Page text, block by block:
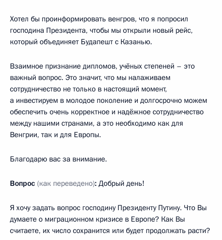
Хотел бы проинформировать венгров, что я попросил
господина Президента, чтобы мы открыли новый рейс,
который объединяет Будапешт с Казанью.
Взаимное признание дипломов, учёных степеней – это
важный вопрос. Это значит, что мы налаживаем
сотрудничество не только в настоящий момент,
а инвестируем в молодое поколение и долгосрочно можем
обеспечить очень корректное и надёжное сотрудничество
между нашими странами, а это необходимо как для
Венгрии, так и для Европы.
Благодарю вас за внимание.
Вопрос (как переведено): Добрый день!
Я хочу задать вопрос господину Президенту Путину. Что Вы
думаете о миграционном кризисе в Европе? Как Вы
считаете, их число сохранится или будет продолжать расти?